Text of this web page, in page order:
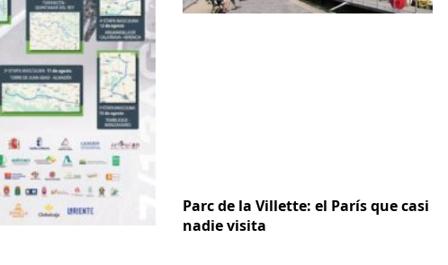
Parc de la Villette: el París que casi
nadie visita